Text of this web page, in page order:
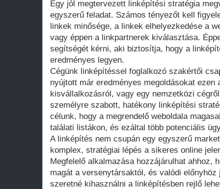
Egy jól megtervezett linképítési stratégia
egyszerű feladat. Számos tényezőt kell
linkek minősége, a linkek elhelyezkedése a
vagy éppen a linkpartnerek kiválasztása.
segítségét kérni, aki biztosítja, hogy a
eredményes legyen.
Cégünk linképítéssel foglalkozó szakértői
nyújtott már eredményes megoldásokat ezen
kisvállalkozásról, vagy egy nemzetközi
személyre szabott, hatékony linképítési
célunk, hogy a megrendelő weboldala
találati listákon, és ezáltal több potenciális
A linképítés nem csupán egy egyszerű
komplex, stratégiai lépés a sikeres online
Megfelelő alkalmazása hozzájárulhat ahhoz,
magát a versenytársaktól, és valódi
szeretné kihasználni a linképítésben rejlő